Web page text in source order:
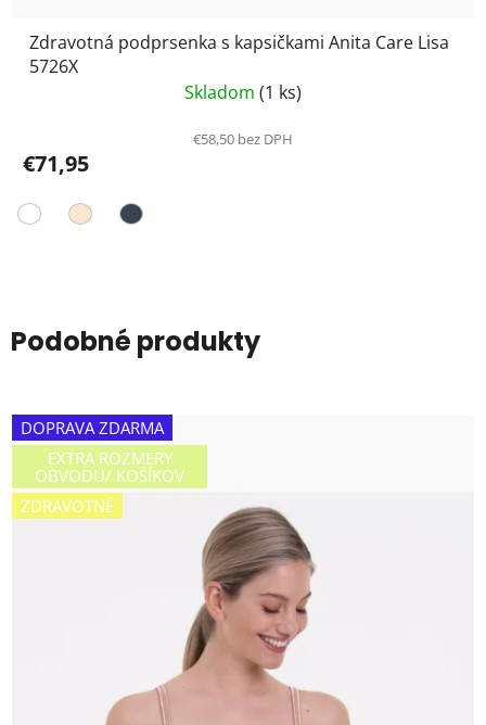
Zdravotná podprsenka s kapsičkami Anita Care Lisa
5726X
Skladom (1 ks)
€58,50 bez DPH
€71,95
Podobné produkty
DOPRAVA ZDARMA
EXTRA ROZMERY
OBVODU/ KOŠÍKOV
ZDRAVOTNÉ